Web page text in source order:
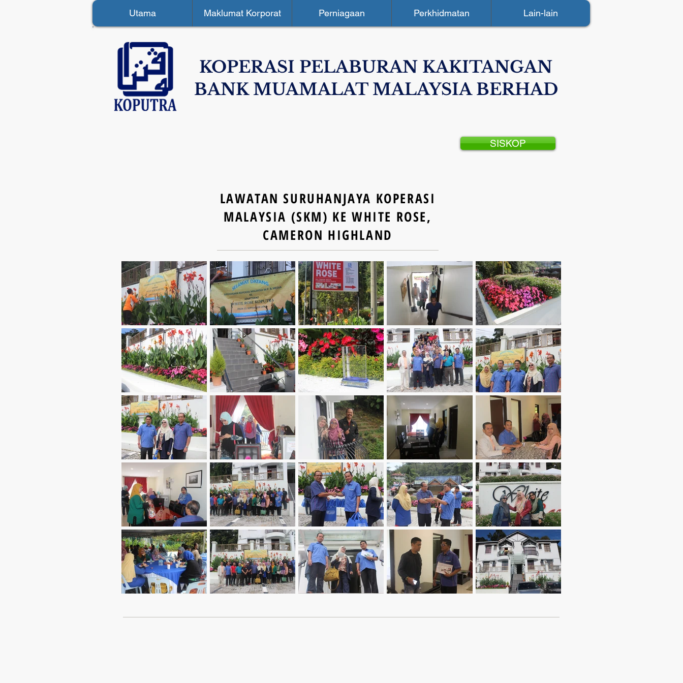
Utama Maklumat Korporat Perniagaan Perkhidmatan Lain-lain
KOPERASI PELABURAN KAKITANGAN
BANK MUAMALAT MALAYSIA BERHAD
SISKOP
LAWATAN SURUHANJAYA KOPERASI
MALAYSIA (SKM) KE WHITE ROSE,
CAMERON HIGHLAND